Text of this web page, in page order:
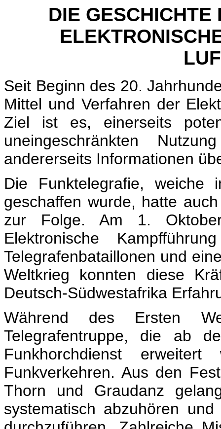
DIE GESCHICHTE
Seit Beginn des 20.
Mittel und Verfahren der
Ziel ist es, einerseits
uneingeschränkten
andererseits Informationen
Die Funktelegrafie,
geschaffen wurde, hatte
zur Folge. Am 1.
Elektronische
Telegrafenbataillonen und
Weltkrieg konnten diese
Deutsch-Südwestafrika
Während des Ersten
Telegrafentruppe, die ab
Funkhorchdienst
Funkverkehren. Aus den
Thorn und Graudanz
systematisch abzuhören